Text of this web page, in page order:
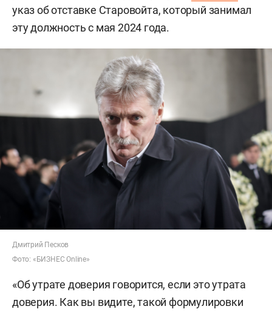
указ об отставке Старовойта, который занимал
эту должность с мая 2024 года.
Дмитрий Песков
Фото: «БИЗНЕС Online»
«Об утрате доверия говорится, если это утрата
доверия. Как вы видите, такой формулировки